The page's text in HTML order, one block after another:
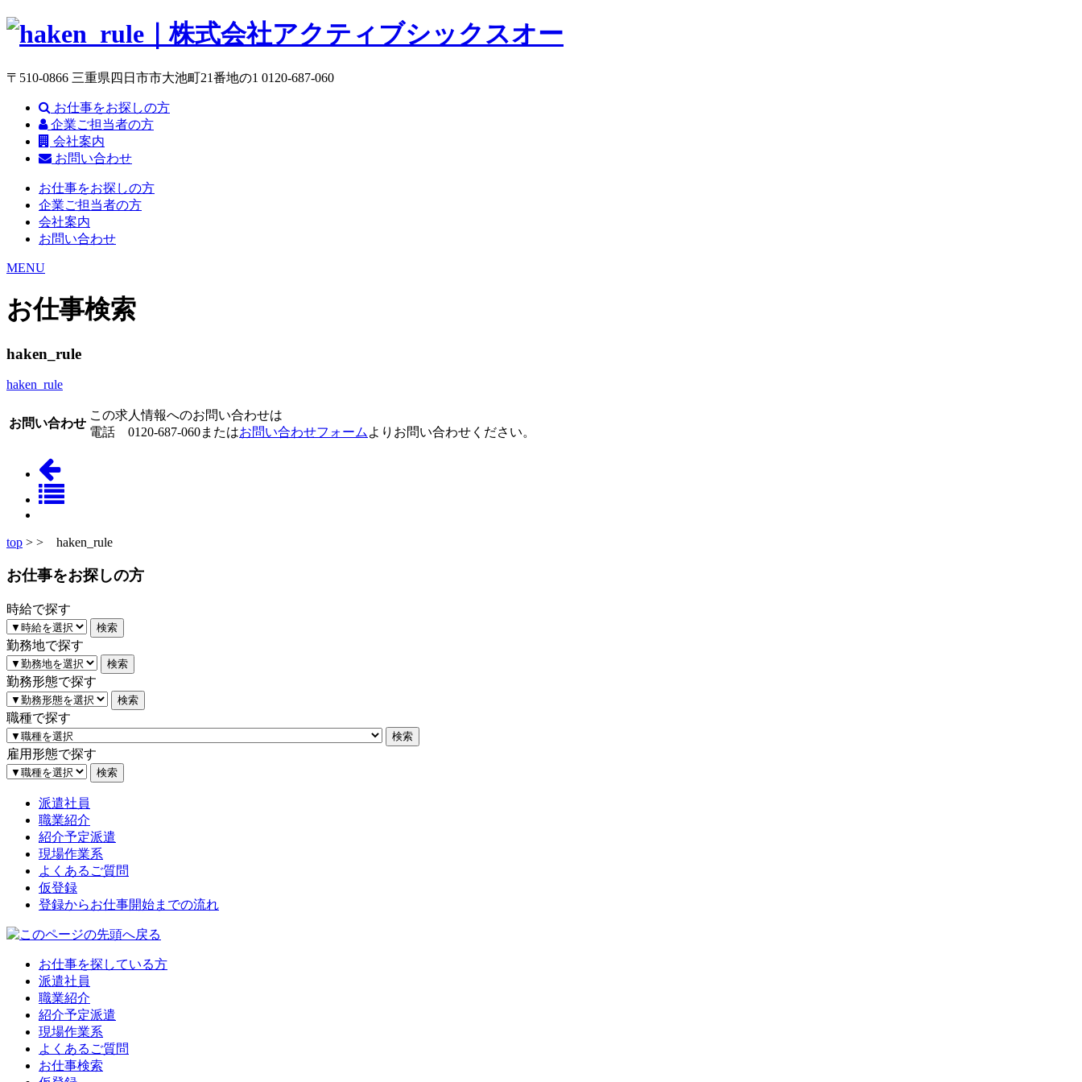
〒510-0866 三重県四日市市大池町21番地の1 0120-687-060
お仕事をお探しの方
企業ご担当者の方
会社案内
お問い合わせ
お仕事をお探しの方
企業ご担当者の方
会社案内
お問い合わせ
MENU
お仕事検索
haken_rule
haken_rule
お問い合わせ
この求人情報へのお問い合わせは
電話 0120-687-060またはお問い合わせフォームよりお問い合わせください。
top > > haken_rule
お仕事をお探しの方
時給で探す
勤務地で探す
勤務形態で探す
職種で探す
雇用形態で探す
派遣社員
職業紹介
紹介予定派遣
現場作業系
よくあるご質問
仮登録
登録からお仕事開始までの流れ
お仕事を探している方
派遣社員
職業紹介
紹介予定派遣
現場作業系
よくあるご質問
お仕事検索